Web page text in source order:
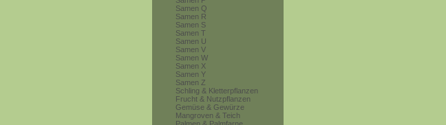
Samen Q
Samen R
Samen S
Samen T
Samen U
Samen V
Samen W
Samen X
Samen Y
Samen Z
Schling & Kletterpflanzen
Frucht & Nutzpflanzen
Gemüse & Gewürze
Mangroven & Teich